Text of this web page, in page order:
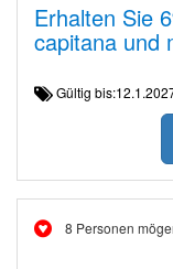
Erhalten Sie
capitana und
Gültig
8 Personen